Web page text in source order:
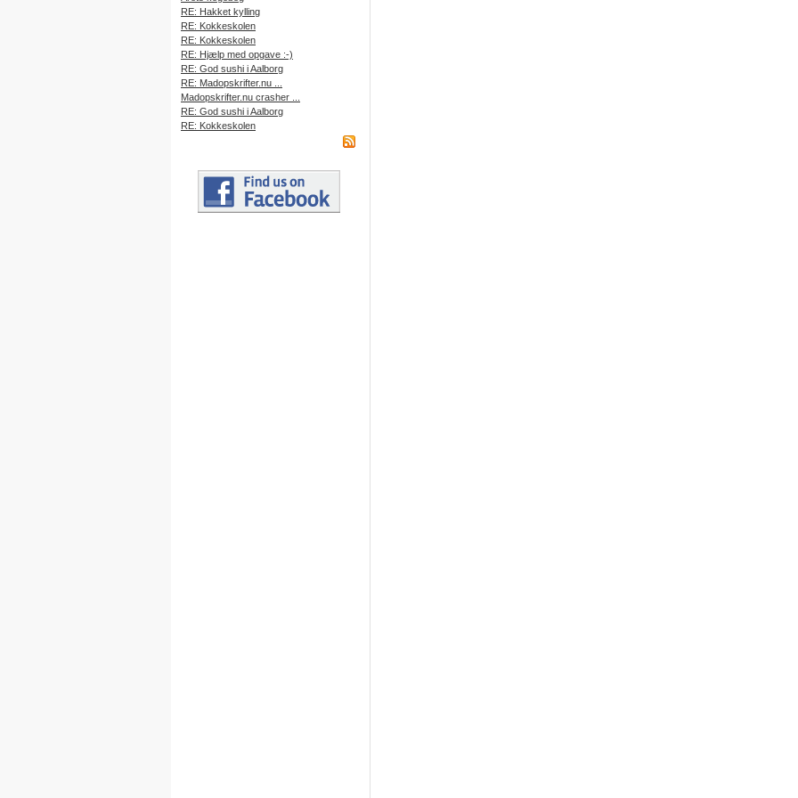
RE: Hakket kylling
RE: Kokkeskolen
RE: Kokkeskolen
RE: Hjælp med opgave :-)
RE: God sushi i Aalborg
RE: Madopskrifter.nu ...
Madopskrifter.nu crasher ...
RE: God sushi i Aalborg
RE: Kokkeskolen